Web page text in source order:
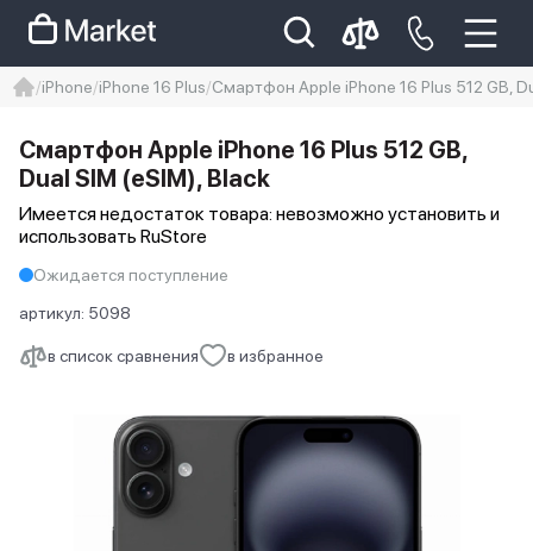
Iphone 14 pro max
айфон 14
iPhone iPhone 16 Plus Смартфон Apple iPhone 16 Plus 512 GB,
в список сравнения в избранное
Смартфон Apple iPhone 16 Plus 512 GB,
Dual SIM (eSIM), Black
Имеется недостаток товара: невозможно установить и
использовать RuStore
Ожидается поступление
артикул: 5098